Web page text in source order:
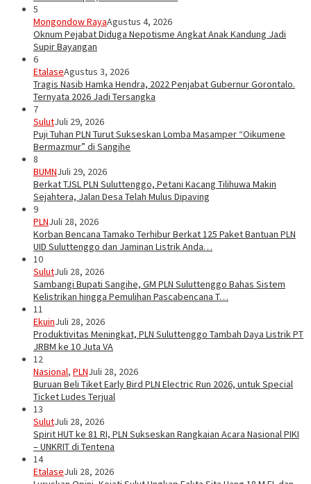
5
Mongondow RayaAgustus 4, 2026
Oknum Pejabat Diduga Nepotisme Angkat Anak Kandung Jadi
Supir Bayangan
6
EtalaseAgustus 3, 2026
Tragis Nasib Hamka Hendra, 2022 Penjabat Gubernur Gorontalo.
Ternyata 2026 Jadi Tersangka
7
SulutJuli 29, 2026
Puji Tuhan PLN Turut Sukseskan Lomba Masamper “Oikumene
Bermazmur” di Sangihe
8
BUMNJuli 29, 2026
Berkat TJSL PLN Suluttenggo, Petani Kacang Tilihuwa Makin
Sejahtera, Jalan Desa Telah Mulus Dipaving
9
PLNJuli 28, 2026
Korban Bencana Tamako Terhibur Berkat 125 Paket Bantuan PLN
UID Suluttenggo dan Jaminan Listrik Anda…
10
SulutJuli 28, 2026
Sambangi Bupati Sangihe, GM PLN Suluttenggo Bahas Sistem
Kelistrikan hingga Pemulihan Pascabencana T…
11
EkuinJuli 28, 2026
Produktivitas Meningkat, PLN Suluttenggo Tambah Daya Listrik PT
JRBM ke 10 Juta VA
12
Nasional, PLNJuli 28, 2026
Buruan Beli Tiket Early Bird PLN Electric Run 2026, untuk Special
Ticket Ludes Terjual
13
SulutJuli 28, 2026
Spirit HUT ke 81 RI, PLN Sukseskan Rangkaian Acara Nasional PIKI
– UNKRIT di Tentena
14
EtalaseJuli 28, 2026